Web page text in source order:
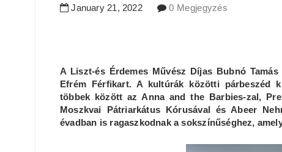
January 21, 2022 0 Megjegyzés
A Liszt-és Érdemes Művész Díjas Bubnó
Efrém Férfikart. A kultúrák közötti párbeszéd
többek között az Anna and the Barbies-zal,
Moszkvai Pátriarkátus Kórusával és Abeer
évadban is ragaszkodnaka sokszínűséghez,